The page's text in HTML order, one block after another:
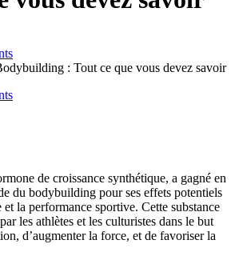
: Tout ce que vous devez savoir
de croissance synthétique, a gagné en
du bodybuilding pour ses effets potentiels
et la performance sportive. Cette substance
les athlètes et les culturistes dans le but
d’augmenter la force, et de favoriser la